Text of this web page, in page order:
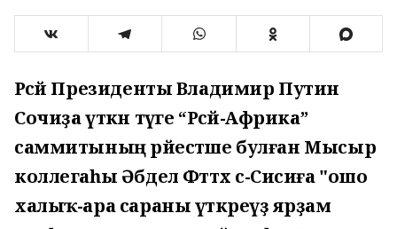
Рәсәй Президенты Владимир Путин
Сочиҙа үткән тәүге “Рәсәй-Африка”
саммитының рәйестәше булған Мысыр
коллегаһы Әбдел Фәттәх әс-Сисиға "ошо
халыҡ-ара сараны үткәреүҙә ярҙам